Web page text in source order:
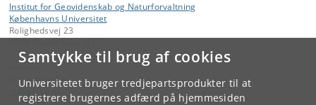
Samtykke til brug af cookies
Universitetet bruger tredjepartsprodukter til at
registrere brugernes adfærd på hjemmesiden
Institut for Geovidenskab og Naturforvaltning
Københavns Universitet
Rolighedsvej 23
Videntjenesten